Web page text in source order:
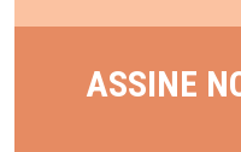
ASSINE